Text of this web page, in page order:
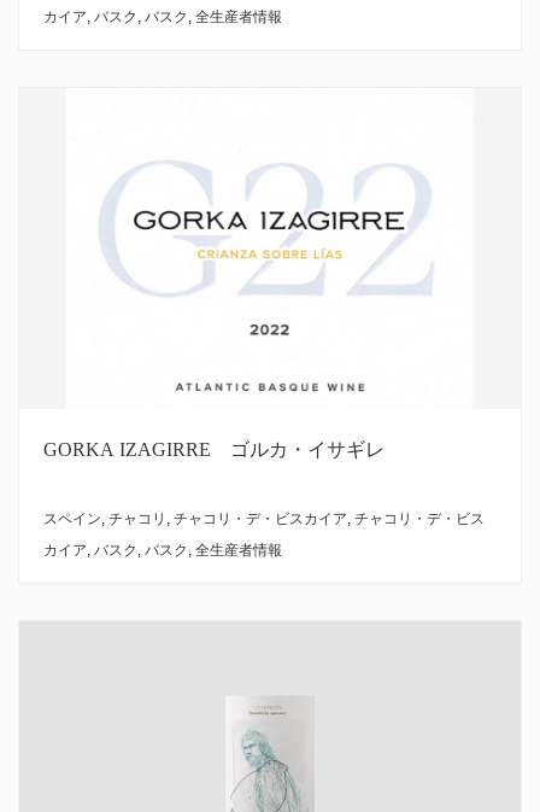
カイア, バスク , バスク , 全生産者情報
GORKA IZAGIRRE ゴルカ・イサギレ
スペイン, チャコリ , チャコリ・デ・ビスカイア, チャコリ・デ・ビス
カイア, バスク , バスク , 全生産者情報